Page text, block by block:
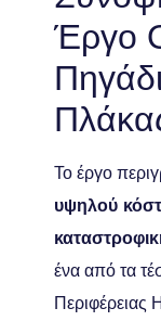
Έργο
Το έργο
υψηλού
ένα από τα
Περιφέρειας